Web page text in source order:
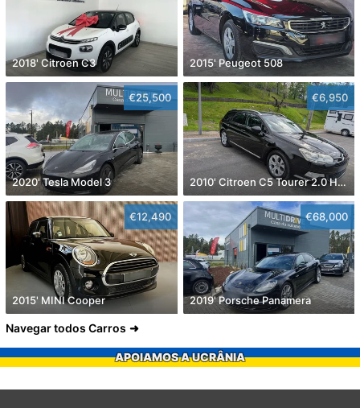
2018' Citroen C3 2015' Peugeot 508
€25,500
2020' Tesla Model 3
€6,950
2010' Citroen C5 Tourer 2.0 Hdi Exclusive
€12,490
2015' MINI Cooper
€68,000
2019' Porsche Panamera
Navegar todos Carros
APOIAMOS A UCRÂNIA